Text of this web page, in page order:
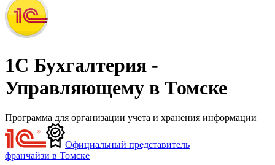
1С Бухгалтерия -
Управляющему в Томске
Программа для организации учета и хранения информации
Официальный представитель
франчайзи в Томске